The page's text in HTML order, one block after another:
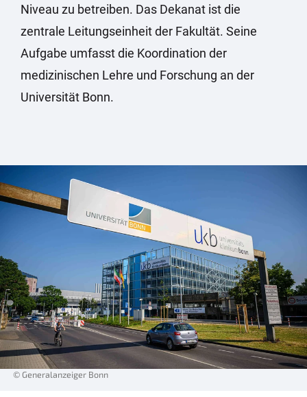
Niveau zu betreiben. Das Dekanat ist die
zentrale Leitungseinheit der Fakultät. Seine
Aufgabe umfasst die Koordination der
medizinischen Lehre und Forschung an der
Universität Bonn.
© Generalanzeiger Bonn